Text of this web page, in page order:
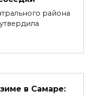
района
в Самаре: